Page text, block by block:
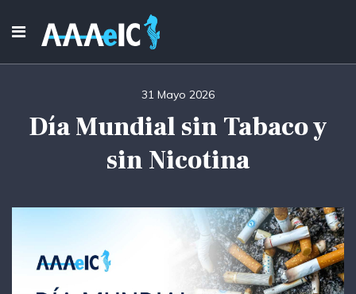
Día Mundial sin Tabaco y
sin Nicotina
31 Mayo 2026